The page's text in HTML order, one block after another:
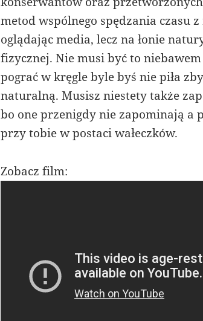
metod wspólnego spędzania czasu
oglądając media, lecz na łonie
fizycznej. Nie musi być to
pograć w kręgle byle byś nie piła
naturalną. Musisz niestety także
bo one przenigdy nie zapominają a
przy tobie w postaci wałeczków.
Zobacz film: